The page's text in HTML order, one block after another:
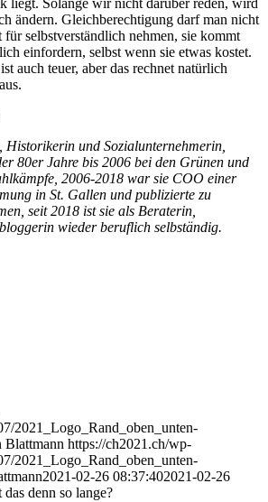
liegt. Solange wir nicht darüber reden, wird
ändern. Gleichberechtigung darf man nicht
selbstverständlich nehmen, sie kommt
einfordern, selbst wenn sie etwas kostet.
auch teuer, aber das rechnet natürlich
und Sozialunternehmerin,
80er Jahre bis 2006 bei den Grünen und
2006-2018 war sie COO einer
in St. Gallen und publizierte zu
seit 2018 ist sie als Beraterin,
wieder beruflich selbständig.
2021_Logo_Rand_oben_unten-
Blattmann https://ch2021.ch/wp-
2021_Logo_Rand_oben_unten-
2021-02-26 08:37:402021-02-26
denn so lange?